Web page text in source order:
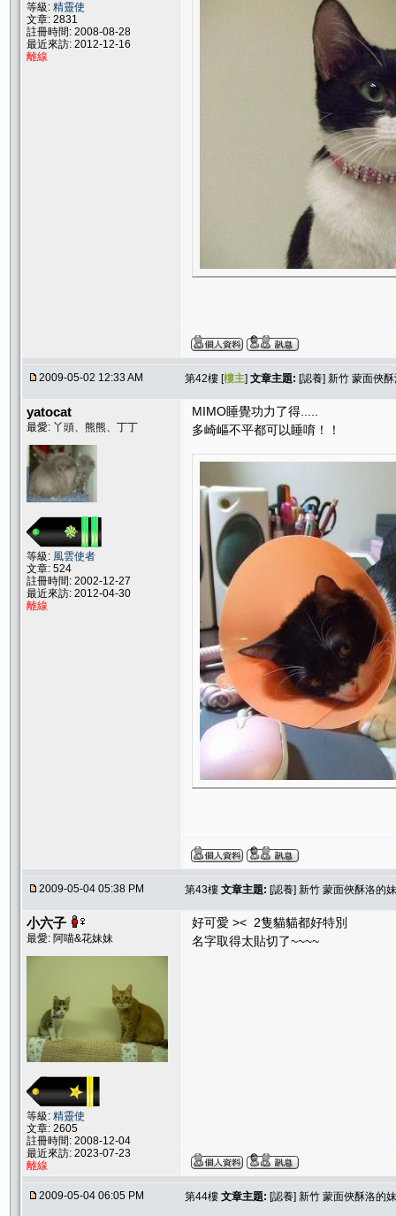
等級: 精靈使
文章: 2831
註冊時間: 2008-08-28
最近來訪: 2012-12-16
離線
2009-05-02 12:33 AM 第42樓 [樓主] 文章主題: [認養] 新竹 蒙面俠
yatocat
最愛: 丫頭、熊熊、丁丁
等級: 風雲使者
文章: 524
註冊時間: 2002-12-27
最近來訪: 2012-04-30
離線
MIMO睡覺功力了得.....
多崎嶇不平都可以睡唷！！
2009-05-04 05:38 PM 第43樓 文章主題: [認養] 新竹 蒙面俠酥洛的
小六子
最愛: 阿喵&花妹妹
等級: 精靈使
文章: 2605
註冊時間: 2008-12-04
最近來訪: 2023-07-23
離線
好可愛 >< 2隻貓貓都好特別
名字取得太貼切了~~~~
2009-05-04 06:05 PM 第44樓 文章主題: [認養] 新竹 蒙面俠酥洛的